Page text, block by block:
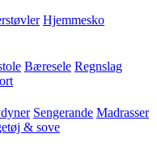
Hjemmesko
Bæresele Regnslag
Sengerande Madrasser
& sove